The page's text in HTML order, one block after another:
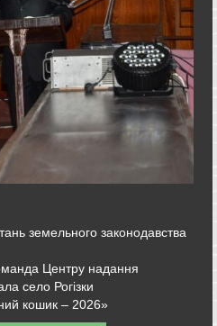
земельного законодавства
Центру надання
село Рогізки
кошик – 2026»